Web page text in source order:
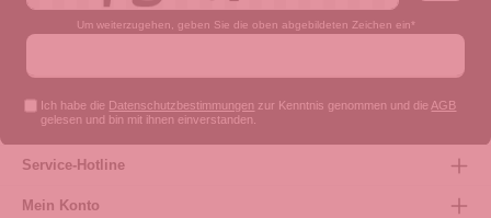
Um weiterzugehen, geben Sie die oben abgebildeten Zeichen ein*
Ich habe die Datenschutzbestimmungen zur Kenntnis genommen und die AGB
gelesen und bin mit ihnen einverstanden.
Service-Hotline
Mein Konto